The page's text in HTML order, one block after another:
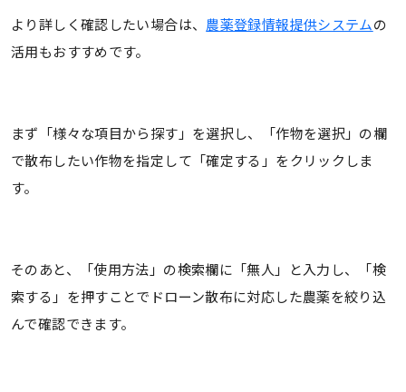
より詳しく確認したい場合は、 農薬登録情報提供システムの
活用もおすすめです。
まず「様々な項目から探す」を選択し、「作物を選択」の欄
で散布したい作物を指定して「確定する」をクリックしま
す。
そのあと、「使用方法」の検索欄に「無人」と入力し、「検
索する」を押すことでドローン散布に対応した農薬を絞り込
んで確認できます。